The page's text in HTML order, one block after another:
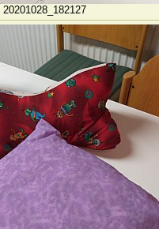
20201028_182127